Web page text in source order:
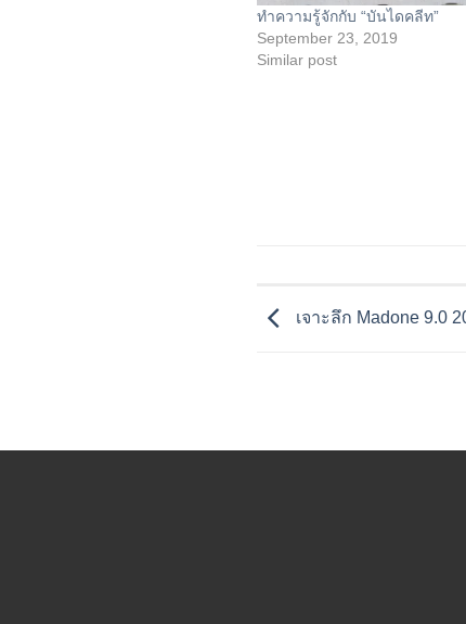
ทำความรู้จักกับ “บันไดคลีท”
September 23, 2019
Similar post
เจาะลึก Madone 9.0